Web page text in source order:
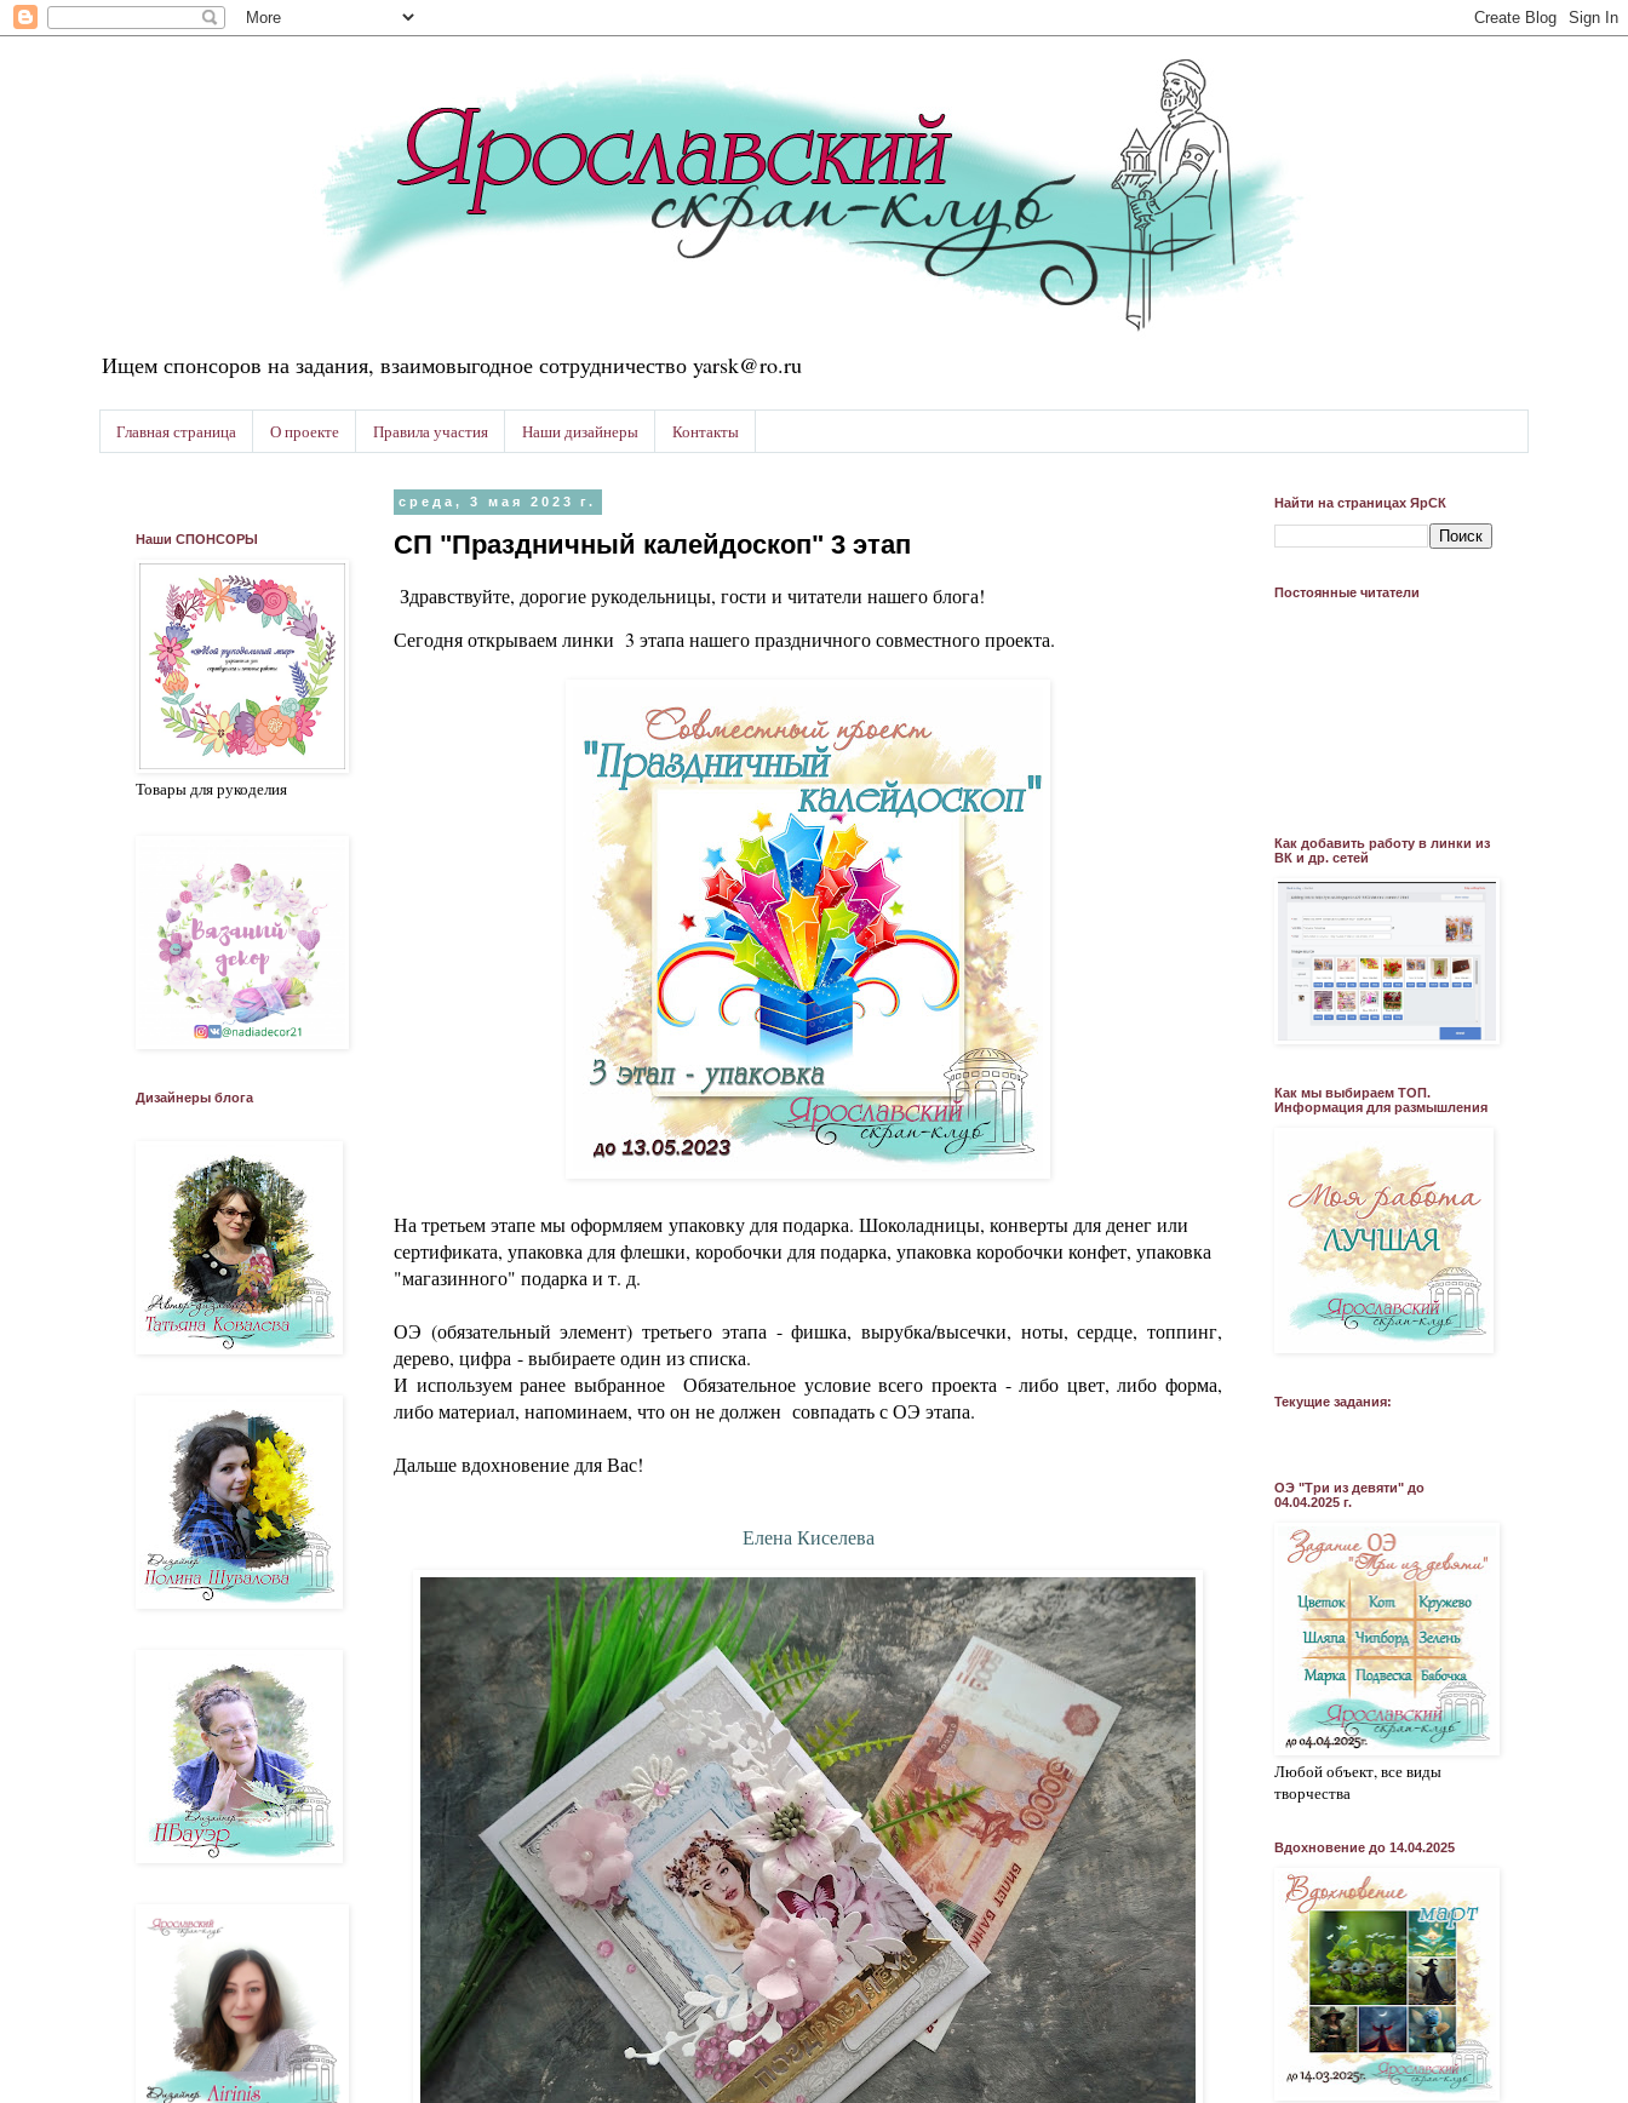
Ищем спонсоров на задания, взаимовыгодное сотрудничество yarsk@ro.ru
Главная страница О проекте Правила участия Наши дизайнеры Контакты
среда, 3 мая 2023 г.
СП "Праздничный калейдоскоп" 3 этап
Здравствуйте, дорогие рукодельницы, гости и читатели нашего блога!
Сегодня открываем линки 3 этапа нашего праздничного совместного проекта.
На третьем этапе мы оформляем упаковку для подарка. Шоколадницы, конверты для денег или
сертификата, упаковка для флешки, коробочки для подарка, упаковка коробочки конфет, упаковка
"магазинного" подарка и т. д.
ОЭ (обязательный элемент) третьего этапа - фишка, вырубка/высечки, ноты, сердце, топпинг,
дерево, цифра - выбираете один из списка.
И используем ранее выбранноеОбязательное условие всего проекта - либо цвет, либо форма,
либо материал, напоминаем, что он не должен совпадать с ОЭ этапа.
Дальше вдохновение для Вас!
Елена Киселева
Наши СПОНСОРЫ
Товары для рукоделия
Дизайнеры блога
Найти на страницах ЯрСК
Постоянные читатели
Как добавить работу в линки из
ВК и др. сетей
Как мы выбираем ТОП.
Информация для размышления
Текущие задания:
ОЭ "Три из девяти" до
04.04.2025 г.
Любой объект, все виды
творчества
Вдохновение до 14.04.2025